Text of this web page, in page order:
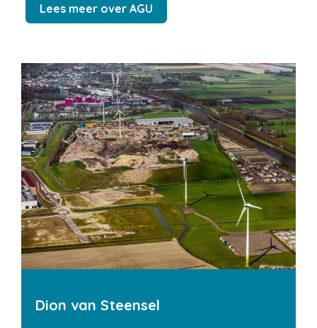
Lees meer over AGU
Dion van Steensel